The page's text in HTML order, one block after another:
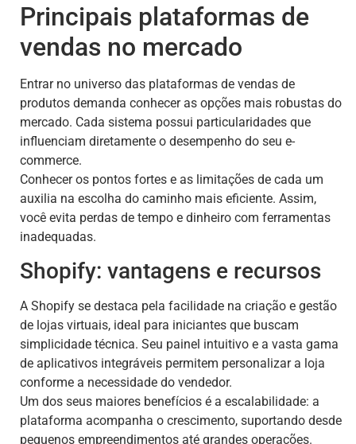
Principais plataformas de
vendas no mercado
Entrar no universo das plataformas de vendas de
produtos demanda conhecer as opções mais robustas do
mercado. Cada sistema possui particularidades que
influenciam diretamente o desempenho do seu e-
commerce.
Conhecer os pontos fortes e as limitações de cada um
auxilia na escolha do caminho mais eficiente. Assim,
você evita perdas de tempo e dinheiro com ferramentas
inadequadas.
Shopify: vantagens e recursos
A Shopify se destaca pela facilidade na criação e gestão
de lojas virtuais, ideal para iniciantes que buscam
simplicidade técnica. Seu painel intuitivo e a vasta gama
de aplicativos integráveis permitem personalizar a loja
conforme a necessidade do vendedor.
Um dos seus maiores benefícios é a escalabilidade: a
plataforma acompanha o crescimento, suportando desde
pequenos empreendimentos até grandes operações.